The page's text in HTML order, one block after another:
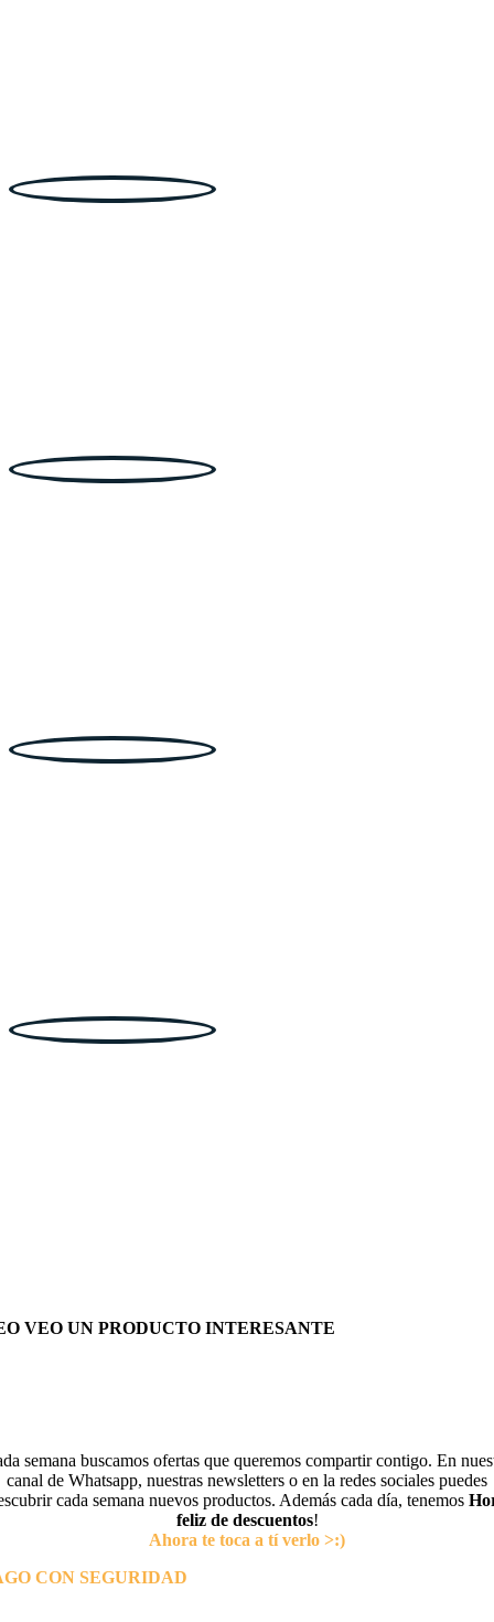
VEO UN PRODUCTO INTERESANTE
semana buscamos ofertas que queremos compartir contigo. En
canal de Whatsapp, nuestras newsletters o en la redes sociales puedes
cada semana nuevos productos. Además cada día, tenemos
feliz de descuentos!
Ahora te toca a tí verlo >:)
CON SEGURIDAD